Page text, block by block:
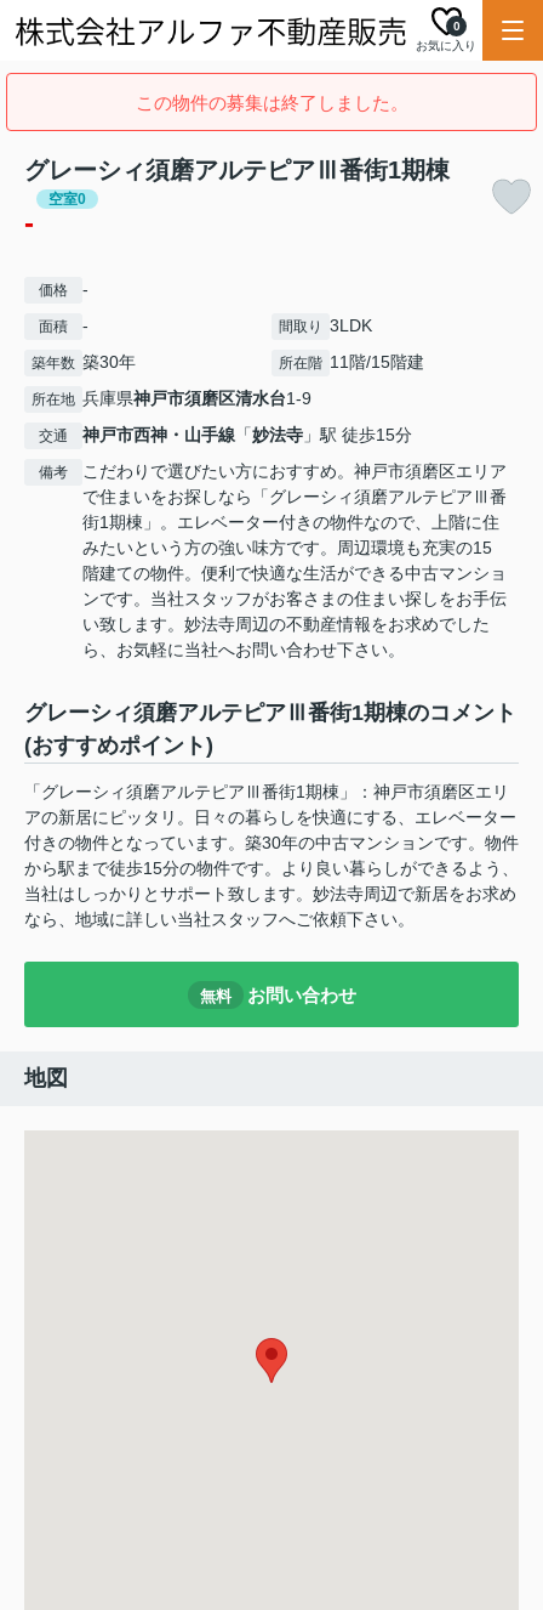
お気に入り
0
この物件の募集は終了しました。
グレーシィ須磨アルテピアⅢ番街1期棟
空室0
-
価格 -
面積 - 間取り 3LDK
築年数 築30年 所在階 11階/15階建
所在地 兵庫県神戸市須磨区清水台1-9
交通 神戸市西神・山手線 「妙法寺 」駅 徒歩15分
備考
こだわりで選びたい方におすすめ。神戸市須磨区エリア
で住まいをお探しなら「グレーシィ須磨アルテピアⅢ番
街1期棟」。エレベーター付きの物件なので、上階に住
みたいという方の強い味方です。周辺環境も充実の15
階建ての物件。便利で快適な生活ができる中古マンショ
ンです。当社スタッフがお客さまの住まい探しをお手伝
い致します。妙法寺周辺の不動産情報をお求めでした
ら、お気軽に当社へお問い合わせ下さい。
グレーシィ須磨アルテピアⅢ番街1期棟のコメント
(おすすめポイント)
「グレーシィ須磨アルテピアⅢ番街1期棟」：神戸市須磨区エリ
アの新居にピッタリ。日々の暮らしを快適にする、エレベーター
付きの物件となっています。築30年の中古マンションです。物件
から駅まで徒歩15分の物件です。より良い暮らしができるよう、
当社はしっかりとサポート致します。妙法寺周辺で新居をお求め
なら、地域に詳しい当社スタッフへご依頼下さい。
無料 お問い合わせ
地図